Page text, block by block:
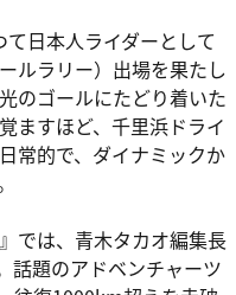
日本人ライダーとして
ルラリー）出場を果たし
のゴールにたどり着いた
ますほど、千里浜ドライ
常的で、ダイナミックか
では、青木タカオ編集長
話題のアドベンチャーツ